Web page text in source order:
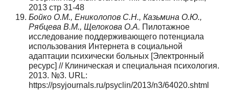
2013 стр 31-48
Бойко О.М., Ениколопов С.Н., Казьмина О.Ю.,
Рябцева В.М., Щелокова О.А. Пилотажное
исследование поддерживающего потенциала
использования Интернета в социальной
адаптации психически больных [Электронный
ресурс] // Клиническая и специальная психология.
2013. №3. URL:
https://psyjournals.ru/psyclin/2013/n3/64020.shtml